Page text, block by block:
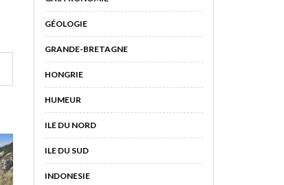
GÉOLOGIE
GRANDE-BRETAGNE
HONGRIE
HUMEUR
ILE DU NORD
ILE DU SUD
INDONESIE